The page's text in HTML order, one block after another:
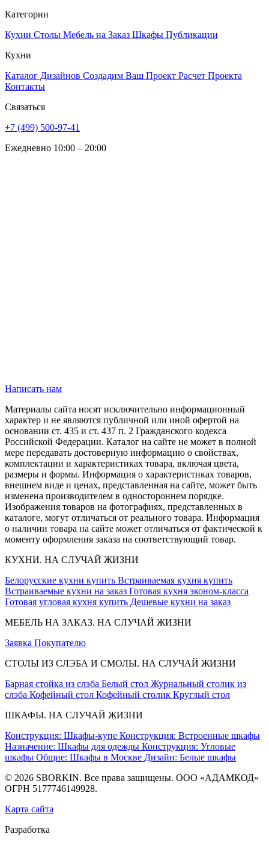
Категории
Кухни Столы Мебель на Заказ Шкафы Публикации
Кухни
Каталог Дизайнов Создадим Ваш Проект Расчет Проекта
Контакты
Связаться
+7 (499) 500-97-41
Ежедневно 10:00 – 20:00
Написать нам
Материалы сайта носят исключительно информационный
характер и не являются публичной или иной офертой на
основании ст. 435 и ст. 437 п. 2 Гражданского кодекса
Российской Федерации. Каталог на сайте не может в полной
мере передавать достоверную информацию о свойствах,
комплектации и характеристиках товара, включая цвета,
размеры и формы. Информация о характеристиках товаров,
внешнем виде и ценах, представленная на сайте, может быть
изменена производителем в одностороннем порядке.
Изображения товаров на фотографиях, представленных в
каталоге, могут отличаться от реального товара. Информация
о наличии товара на сайте может отличаться от фактической к
моменту оформления заказа на соответствующий товар.
КУХНИ. НА СЛУЧАЙ ЖИЗНИ
Белорусские кухни купить Встраиваемая кухня купить
Встраиваемые кухни на заказ Готовая кухня эконом-класса
Готовая угловая кухня купить Дешевые кухни на заказ
МЕБЕЛЬ НА ЗАКАЗ. НА СЛУЧАЙ ЖИЗНИ
Заявка Покупателю
СТОЛЫ ИЗ СЛЭБА И СМОЛЫ. НА СЛУЧАЙ ЖИЗНИ
Барная стойка из слэба Белый стол Журнальный столик из
слэба Кофейный стол Кофейный столик Круглый стол
ШКАФЫ. НА СЛУЧАЙ ЖИЗНИ
Конструкция: Шкафы-купе Конструкция: Встроенные шкафы
Назначение: Шкафы для одежды Конструкция: Угловые
шкафы Общие: Шкафы в Москве Дизайн: Белые шкафы
© 2026 SBORKIN. Все права защищены. ООО «АДАМКОД»
ОГРН 5177746149928.
Карта сайта
Разработка